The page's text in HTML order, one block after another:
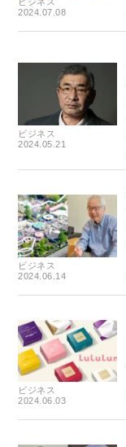
2024.07.08
ビジネス
2024.05.21
ビジネス
2024.06.14
ビジネス
2024.06.03